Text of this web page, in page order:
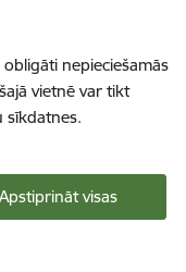
nepieciešamās
vietnē var tikt
sīkdatnes.
Apstiprināt visas